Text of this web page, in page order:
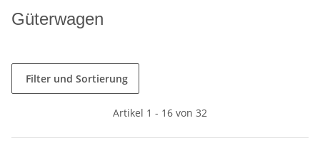
Güterwagen
Filter und Sortierung
Artikel 1 - 16 von 32